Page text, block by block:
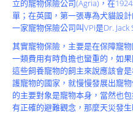
關於豐林
About
服務項目
Service
火災保額
估算系統
立的寵物保險公司(Agria)，在
單；在英國，第一張專為犬貓設
一家寵物保險公司叫VPI是Dr.
其實寵物保險，主要是在保障寵
一類費用有時負擔也蠻重的，如
這些飼養寵物的飼主來說應該會
護寵物的國家，就慢慢發展出寵
的主要對象是寵物本身，當然也
有正確的避難觀念，那麼天災發